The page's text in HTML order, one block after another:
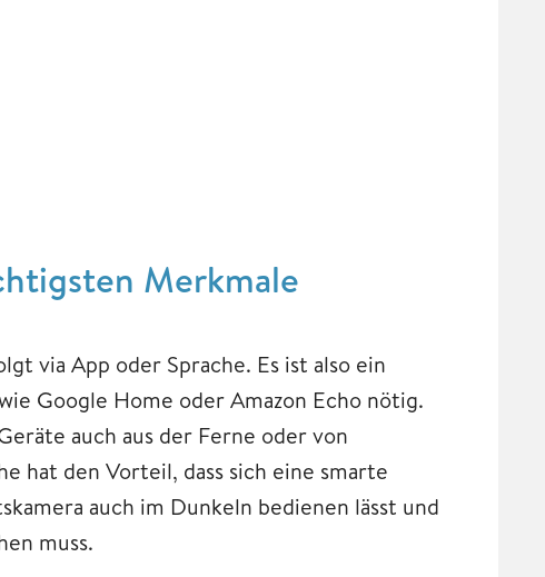
Merkmale
via App oder Sprache. Es ist also ein
Google Home oder Amazon Echo nötig.
auch aus der Ferne oder von
hat den Vorteil, dass sich eine smarte
auch im Dunkeln bedienen lässt und
muss.